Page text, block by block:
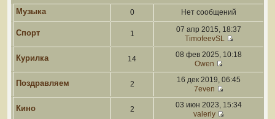
Музыка 0 Нет сообщений
Спорт 1
07 апр 2015, 18:37
TimofeevSL
Курилка 14
08 фев 2025, 10:18
Owen
Поздравляем 2
16 дек 2019, 06:45
7even
Кино 2
03 июн 2023, 15:34
valeriy